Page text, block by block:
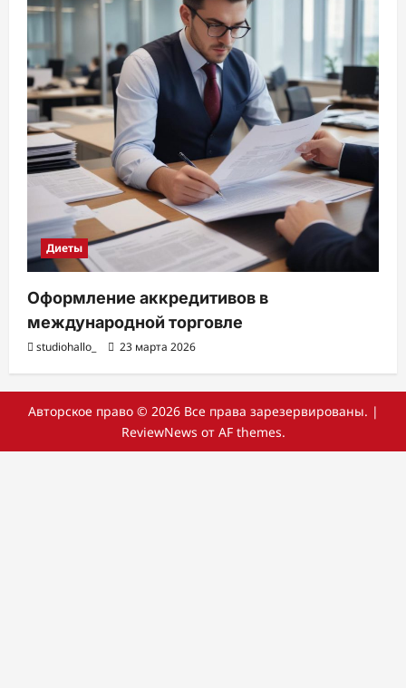
Диеты
Оформление аккредитивов в
международной торговле
studiohallo_ 23 марта 2026
Авторское право © 2026 Все права зарезервированы. |
ReviewNews от AF themes.